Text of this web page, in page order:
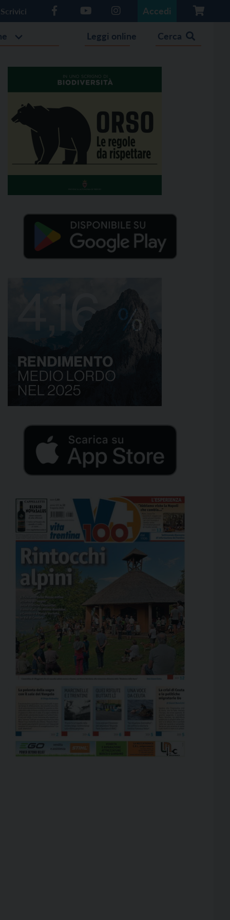
Scrivici Accedi
Leggi online Cerca